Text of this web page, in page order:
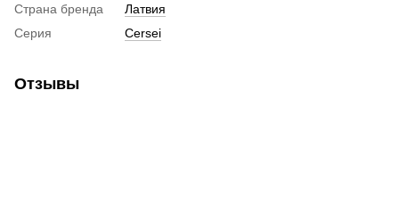
Страна бренда
Латвия
Серия
Cersei
Отзывы